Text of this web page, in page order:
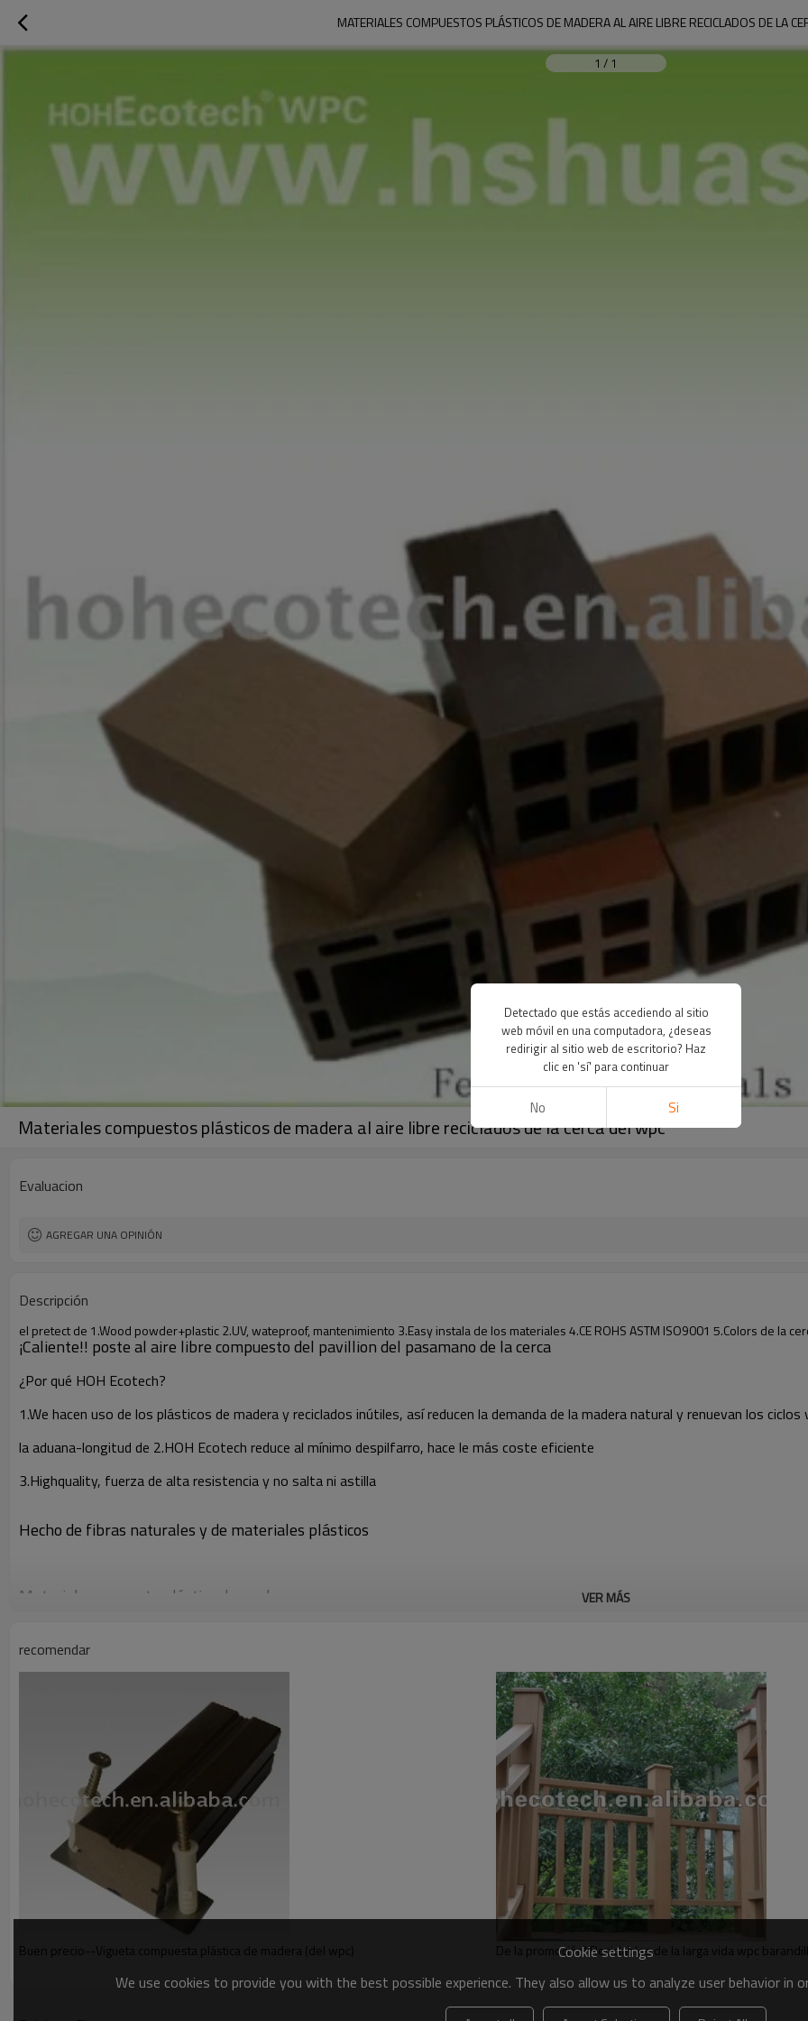
MATERIALES COMPUESTOS PLÁSTICOS DE MADERA AL AIRE LIBRE RECICLADOS DE LA
1 / 1
Materiales compuestos plásticos de madera al aire libre reciclados de la cerca del wpc
Evaluacion
AGREGAR UNA OPINIÓN
Descripción
el pretect de 1.Wood powder+plastic 2.UV, wateproof, mantenimiento 3.Easy instala de los materiales 4.CE ROHS ASTM ISO9001 5.Colors de la
¡Caliente!! poste al aire libre compuesto del pavillion del pasamano de la cerca
¿Por qué HOH Ecotech?
1.We hacen uso de los plásticos de madera y reciclados inútiles, así reducen la demanda de la madera natural y renuevan los
la aduana-longitud de 2.HOH Ecotech reduce al mínimo despilfarro, hace le más coste eficiente
3.Highquality, fuerza de alta resistencia y no salta ni astilla
Hecho de fibras naturales y de materiales plásticos
Material: compuesto plástico de madera
Fácil limpiar
Disponible en varios colores y texturas
recursos Alto-reciclables, respetuosos del medio ambiente y del ahorro del bosque
Con mirada de la madera natural pero de menos problemas de la madera
Humedad o hidrófugo, menos putrefacto y probado bajo condición del agua salada
Amistoso, antirresbaladizo descalzos, el menos agrietarse y combeo
VER MÁS
recomendar
Buen precio--Vigueta compuesta plástica de madera (del wpc) De la promoción! Reciclables de la larga vida wpc
Cookie settings
We use cookies to provide you with the best possible experience. They also allow us to analyze user behavior
Detectado que estás accediendo al sitio
web móvil en una computadora, ¿deseas
redirigir al sitio web de escritorio? Haz
clic en 'sí' para continuar
No Si